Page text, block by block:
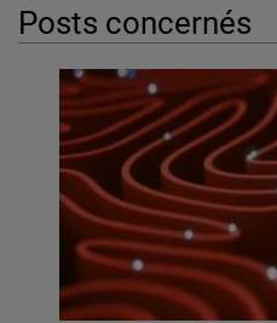
Posts concernés